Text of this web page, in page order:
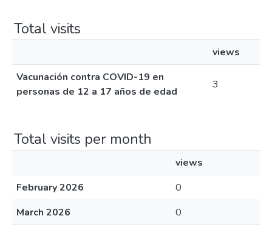
Total visits
views
Vacunación contra COVID-19 en
personas de 12 a 17 años de edad
3
Total visits per month
views
February 2026
0
March 2026
0